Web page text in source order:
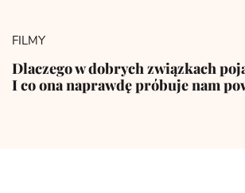
FILMY
Dlaczego w dobrych związkach
I co ona naprawdę próbuje nam